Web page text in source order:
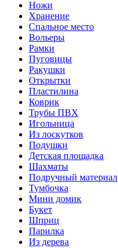
Ножи
Хранение
Спальное место
Вольеры
Рамки
Пуговицы
Ракушки
Открытки
Пластилина
Коврик
Трубы ПВХ
Игольница
Из лоскутков
Подушки
Детская площадка
Шахматы
Подручный материал
Тумбочка
Мини домик
Букет
Шприц
Парилка
Из дерева